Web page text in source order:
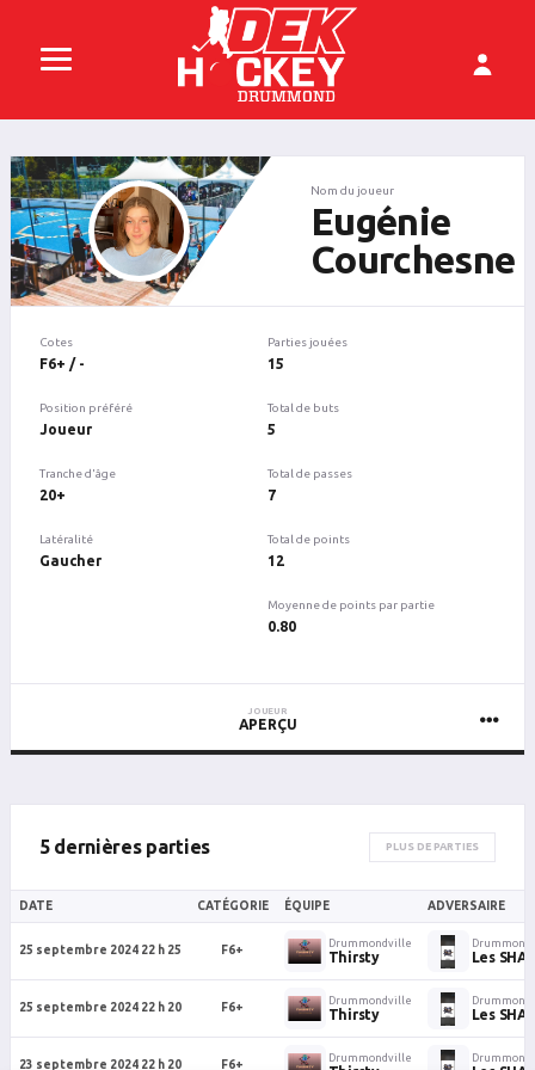
Nom du joueur
Eugénie
Courchesne
Cotes
F6+ / -
Position préféré
Joueur
Tranche d'âge
20+
Latéralité
Gaucher
Parties jouées
15
Total de buts
5
Total de passes
7
Total de points
12
Moyenne de points par partie
0.80
JOUEUR
APERÇU
5 dernières parties PLUS DE PARTIES
DATE CATÉGORIE ÉQUIPE ADVERSAIRE
25 septembre 2024 22 h 25 F6+
Drummondville
Thirsty Les
25 septembre 2024 22 h 20 F6+
Drummondville
Thirsty Les
23 septembre 2024 22 h 20 F6+
Drummondville